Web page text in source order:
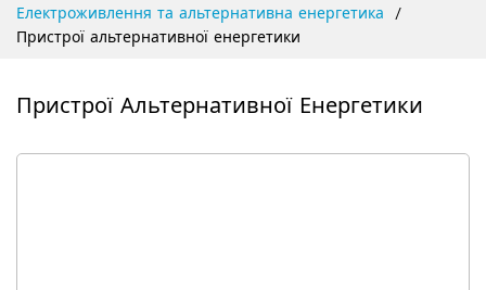
Електроживлення та альтернативна енергетика
Пристрої альтернативної енергетики
Пристрої Альтернативної Енергетики